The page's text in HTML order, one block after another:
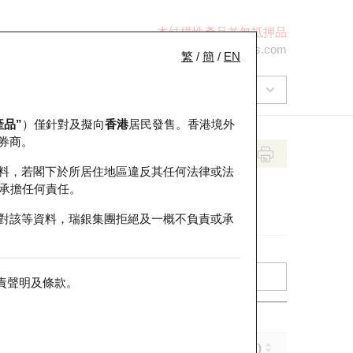
本結構性產品並無抵押品
ol-hkwarrants@ubs.com
繁 / 簡 / EN
品”）僅針對及擬向香港居民發售。香港境外
商。
，若閣下於所居住地區違反其任何法律或法
擔任何責任。
該等資料，瑞銀集團拒絕及一概不負責或承
聲明及條款。
到期日 (年-月-日)